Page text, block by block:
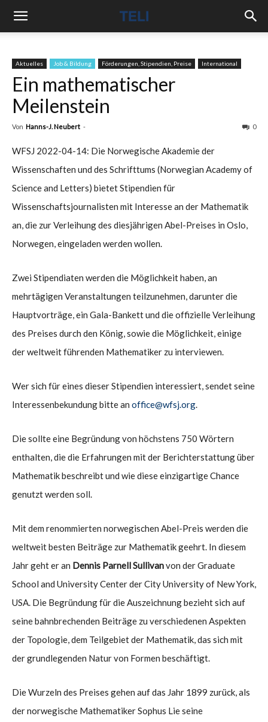
Aktuelles Job & Bildung Förderungen, Stipendien, Preise International
Ein mathematischer
Meilenstein
Von Hanns-J. Neubert - 0
WFSJ 2022-04-14: Die Norwegische Akademie der
Wissenschaften und des Schrifttums (Norwegian Academy of
Science and Letters) bietet Stipendien für
Wissenschaftsjournalisten mit Interesse an der Mathematik
an, die zur Verleihung des diesjährigen Abel-Preises in Oslo,
Norwegen, eingeladen werden wollen.
Zwei Stipendiaten werden die Möglichkeit haben, an
mehrtägigen Veranstaltungen teilzunehmen, darunter die
Hauptvorträge, ein Gala-Bankett und die offizielle Verleihung
des Preises durch den König, sowie die Möglichkeit, einige
der weltweit führenden Mathematiker zu interviewen.
Wer sich für eines dieser Stipendien interessiert, sendet seine
Interessenbekundung bitte an office@wfsj.org.
Die sollte eine Begründung von höchstens 750 Wörtern
enthalten, die die Erfahrungen mit der Berichterstattung über
Mathematik beschreibt und wie diese einzigartige Chance
genutzt werden soll.
Mit dem renommierten norwegischen Abel-Preis werden die
weltweit besten Beiträge zur Mathematik geehrt. In diesem
Jahr geht er an Dennis Parnell Sullivanvon der Graduate
School and University Center der City University of New York,
USA. Die Begründung für die Auszeichnung bezieht sich auf
seine bahnbrechenden Beiträge zu verschiedenen Aspekten
der Topologie, dem Teilgebiet der Mathematik, das sich mit
der grundlegenden Natur von Formen beschäftigt.
Die Wurzeln des Preises gehen auf das Jahr 1899 zurück, als
der norwegische Mathematiker Sophus Lie seine